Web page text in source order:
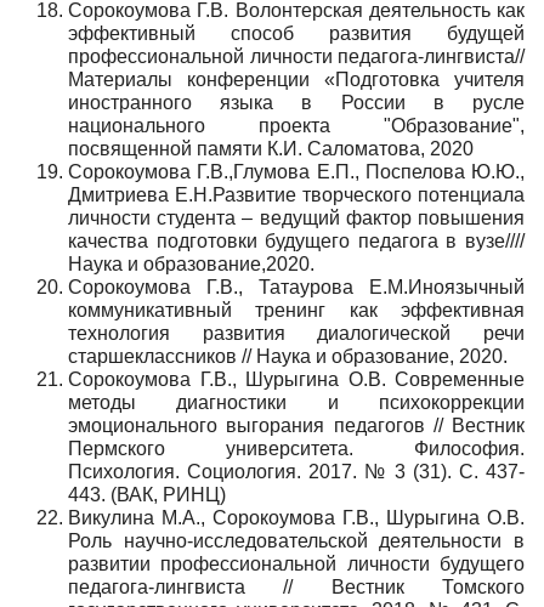
Сорокоумова Г.В. Волонтерская деятельность как
эффективный способ развития будущей
профессиональной личности педагога-лингвиста//
Материалы конференции «Подготовка учителя
иностранного языка в России в русле
национального проекта "Образование",
посвященной памяти К.И. Саломатова, 2020
Сорокоумова Г.В.,Глумова Е.П., Поспелова Ю.Ю.,
Дмитриева Е.Н.Развитие творческого потенциала
личности студента – ведущий фактор повышения
качества подготовки будущего педагога в вузе////
Наука и образование,2020.
Сорокоумова Г.В., Татаурова Е.М.Иноязычный
коммуникативный тренинг как эффективная
технология развития диалогической речи
старшеклассников // Наука и образование, 2020.
Сорокоумова Г.В., Шурыгина О.В. Современные
методы диагностики и психокоррекции
эмоционального выгорания педагогов // Вестник
Пермского университета. Философия.
Психология. Социология. 2017. № 3 (31). С. 437-
443. (ВАК, РИНЦ)
Викулина М.А., Сорокоумова Г.В., Шурыгина О.В.
Роль научно-исследовательской деятельности в
развитии профессиональной личности будущего
педагога-лингвиста // Вестник Томского